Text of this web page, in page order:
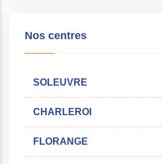
Nos centres
SOLEUVRE
CHARLEROI
FLORANGE